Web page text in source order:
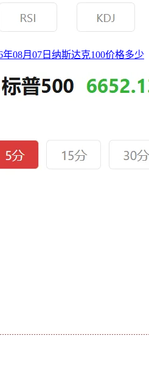
08月07日纳斯达克100价格多少